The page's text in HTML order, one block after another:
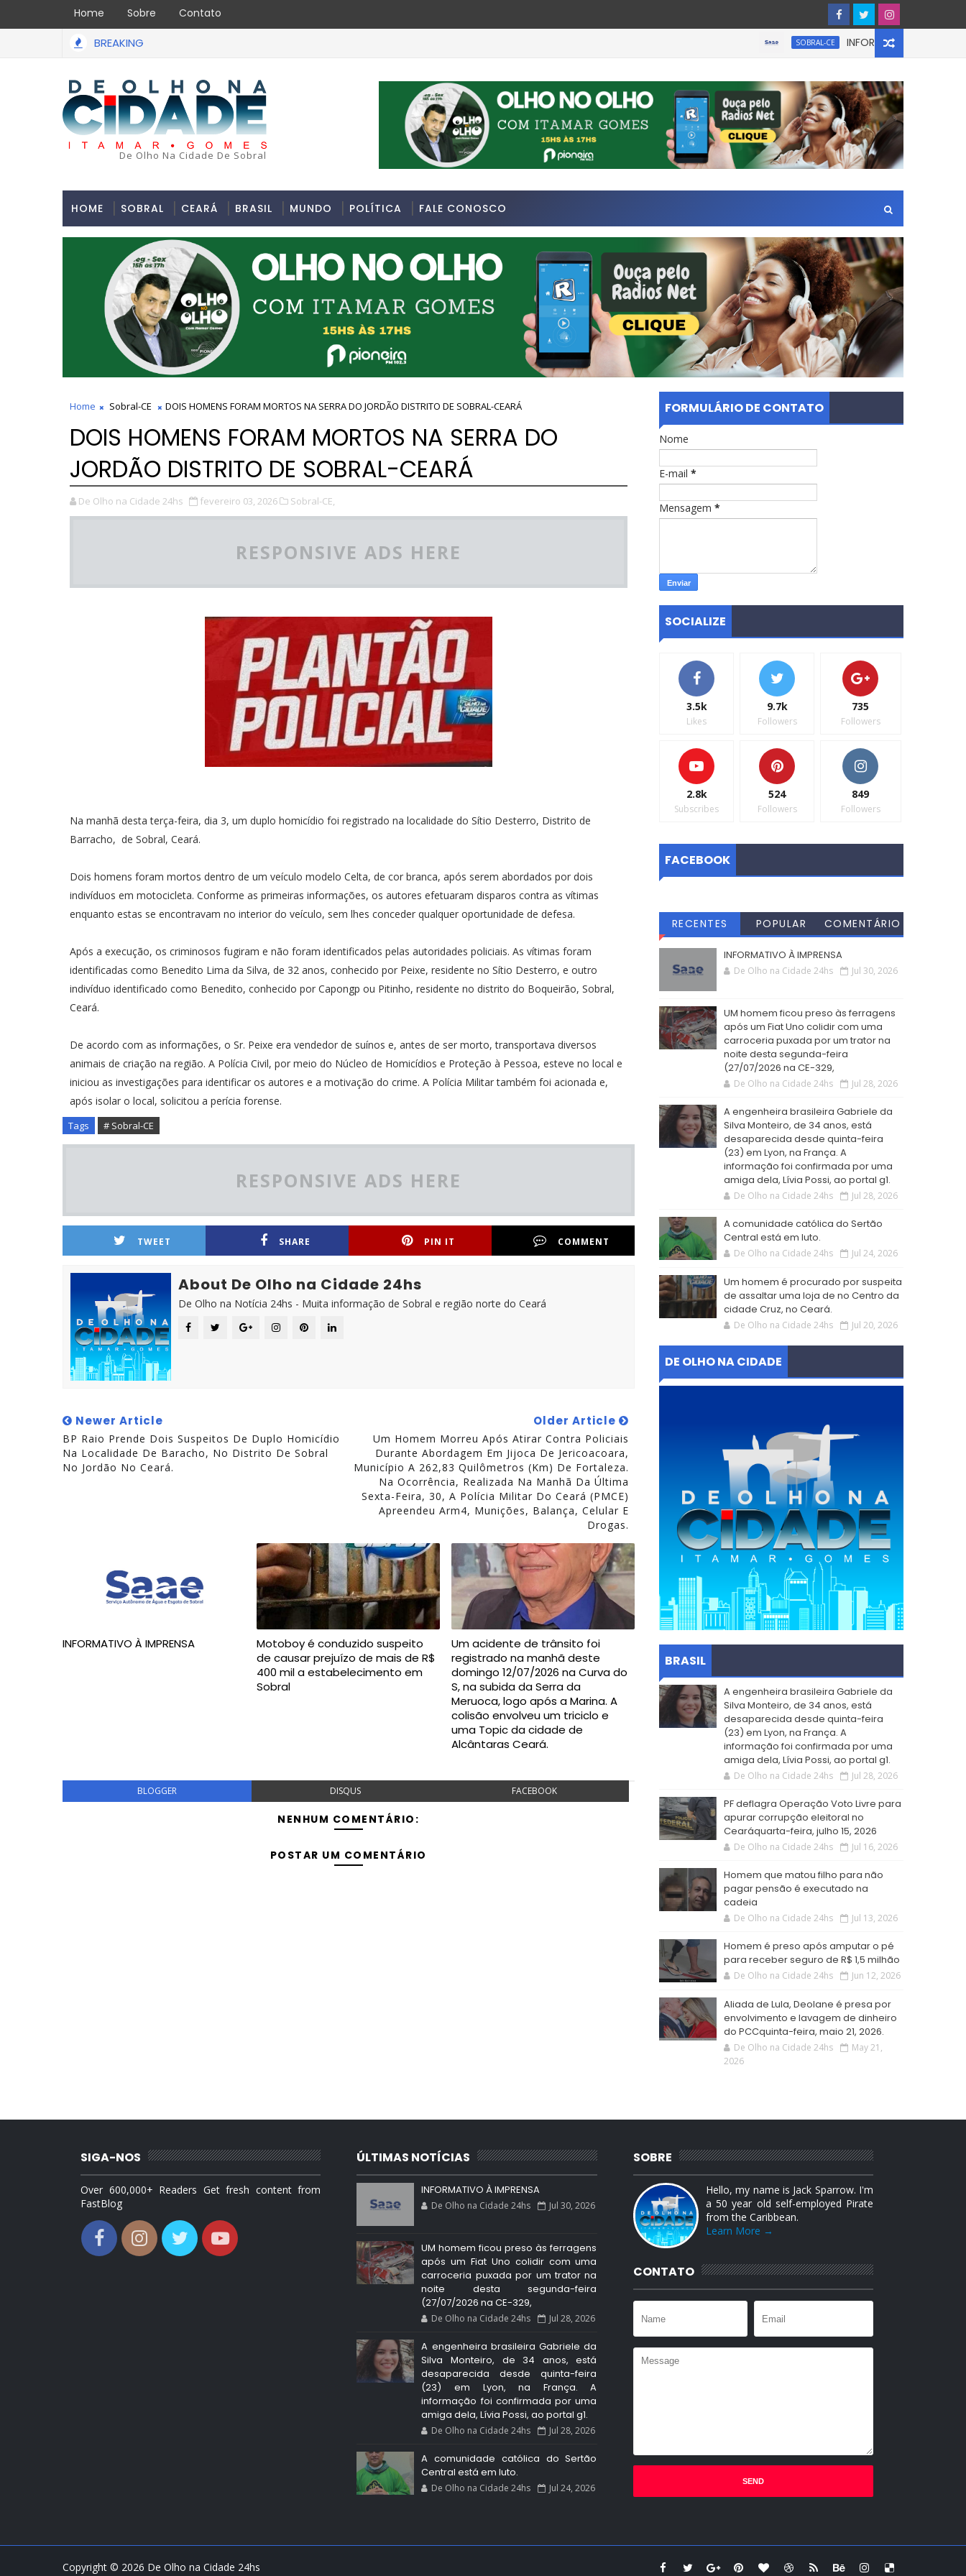
Home Sobre Contato
BREAKING SOBRAL-CE INFORMATIVO À IMPRENSA
De Olho Na Cidade De Sobral
HOME SOBRAL CEARÁ BRASIL MUNDO POLÍTICA FALE CONOSCO
Home Sobral-CE DOIS HOMENS FORAM MORTOS NA SERRA DO JORDÃO DISTRITO DE SOBRAL-CEARÁ
DOIS HOMENS FORAM MORTOS NA SERRA DO
JORDÃO DISTRITO DE SOBRAL-CEARÁ
De Olho na Cidade 24hs fevereiro 03, 2026 Sobral-CE,
RESPONSIVE ADS HERE
Na manhã desta terça-feira, dia 3, um duplo homicídio foi registrado na localidade do Sítio Desterro, Distrito de
Barracho, de Sobral, Ceará.
Dois homens foram mortos dentro de um veículo modelo Celta, de cor branca, após serem abordados por dois
indivíduos em motocicleta. Conforme as primeiras informações, os autores efetuaram disparos contra as vítimas
enquanto estas se encontravam no interior do veículo, sem lhes conceder qualquer oportunidade de defesa.
Após a execução, os criminosos fugiram e não foram identificados pelas autoridades policiais. As vítimas foram
identificadas como Benedito Lima da Silva, de 32 anos, conhecido por Peixe, residente no Sítio Desterro, e outro
indivíduo identificado como Benedito, conhecido por Capongp ou Pitinho, residente no distrito do Boqueirão, Sobral,
Ceará.
De acordo com as informações, o Sr. Peixe era vendedor de suínos e, antes de ser morto, transportava diversos
animais de criação na região. A Polícia Civil, por meio do Núcleo de Homicídios e Proteção à Pessoa, esteve no local e
iniciou as investigações para identificar os autores e a motivação do crime. A Polícia Militar também foi acionada e,
após isolar o local, solicitou a perícia forense.
Tags # Sobral-CE
RESPONSIVE ADS HERE
TWEET SHARE PIN IT COMMENT
About De Olho na Cidade 24hs
De Olho na Notícia 24hs - Muita informação de Sobral e região norte do Ceará
Newer Article
BP Raio Prende Dois Suspeitos De Duplo Homicídio
Na Localidade De Baracho, No Distrito De Sobral
No Jordão No Ceará.
Older Article
Um Homem Morreu Após Atirar Contra Policiais
Durante Abordagem Em Jijoca De Jericoacoara,
Município A 262,83 Quilômetros (km) De Fortaleza.
Na Ocorrência, Realizada Na Manhã Da Última
Sexta-Feira, 30, A Polícia Militar Do Ceará (PMCE)
Apreendeu Arm4, Munições, Balança, Celular E
Drogas.
INFORMATIVO À IMPRENSA
Motoboy é conduzido suspeito
de causar prejuízo de mais de R$
400 mil a estabelecimento em
Sobral
Um acidente de trânsito foi
registrado na manhã deste
domingo 12/07/2026 na Curva do
S, na subida da Serra da
Meruoca, logo após a Marina. A
colisão envolveu um triciclo e
uma Topic da cidade de
Alcântaras Ceará.
BLOGGER DISQUS FACEBOOK
NENHUM COMENTÁRIO:
POSTAR UM COMENTÁRIO
FORMULÁRIO DE CONTATO
Nome
E-mail *
Mensagem *
SOCIALIZE
3.5k
Likes
9.7k
Followers
735
Followers
2.8k
Subscribes
524
Followers
849
Followers
FACEBOOK
RECENTES POPULAR
COMENTÁRIO
INFORMATIVO À IMPRENSA
De Olho na Cidade 24hs Jul 30, 2026
UM homem ficou preso às ferragens
após um Fiat Uno colidir com uma
carroceria puxada por um trator na
noite desta segunda-feira
(27/07/2026 na CE-329,
De Olho na Cidade 24hs Jul 28, 2026
A engenheira brasileira Gabriele da
Silva Monteiro, de 34 anos, está
desaparecida desde quinta-feira
(23) em Lyon, na França. A
informação foi confirmada por uma
amiga dela, Lívia Possi, ao portal g1.
De Olho na Cidade 24hs Jul 28, 2026
A comunidade católica do Sertão
Central está em luto.
De Olho na Cidade 24hs Jul 24, 2026
Um homem é procurado por suspeita
de assaltar uma loja de no Centro da
cidade Cruz, no Ceará.
De Olho na Cidade 24hs Jul 20, 2026
DE OLHO NA CIDADE
BRASIL
A engenheira brasileira Gabriele da
Silva Monteiro, de 34 anos, está
desaparecida desde quinta-feira
(23) em Lyon, na França. A
informação foi confirmada por uma
amiga dela, Lívia Possi, ao portal g1.
De Olho na Cidade 24hs Jul 28, 2026
PF deflagra Operação Voto Livre para
apurar corrupção eleitoral no
Cearáquarta-feira, julho 15, 2026
De Olho na Cidade 24hs Jul 16, 2026
Homem que matou filho para não
pagar pensão é executado na
cadeia
De Olho na Cidade 24hs Jul 13, 2026
Homem é preso após amputar o pé
para receber seguro de R$ 1,5 milhão
De Olho na Cidade 24hs Jun 12, 2026
Aliada de Lula, Deolane é presa por
envolvimento e lavagem de dinheiro
do PCCquinta-feira, maio 21, 2026.
De Olho na Cidade 24hs
May 21,
2026
SIGA-NOS
Over 600,000+ Readers Get fresh content from
FastBlog
ÚLTIMAS NOTÍCIAS
INFORMATIVO À IMPRENSA
De Olho na Cidade 24hs Jul 30, 2026
UM homem ficou preso às ferragens
após um Fiat Uno colidir com uma
carroceria puxada por um trator na
noite desta segunda-feira
(27/07/2026 na CE-329,
De Olho na Cidade 24hs Jul 28, 2026
A engenheira brasileira Gabriele da
Silva Monteiro, de 34 anos, está
desaparecida desde quinta-feira
(23) em Lyon, na França. A
informação foi confirmada por uma
amiga dela, Lívia Possi, ao portal g1.
De Olho na Cidade 24hs Jul 28, 2026
A comunidade católica do Sertão
Central está em luto.
De Olho na Cidade 24hs Jul 24, 2026
SOBRE
Hello, my name is Jack Sparrow. I'm
a 50 year old self-employed Pirate
from the Caribbean.
Learn More →
CONTATO
Copyright © 2026 De Olho na Cidade 24hs